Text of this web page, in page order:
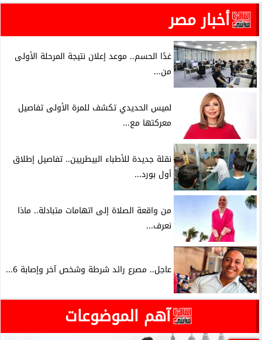
أخبار مصر
غدًا الحسم.. موعد إعلان نتيجة المرحلة الأولى
من...
لميس الحديدي تكشف للمرة الأولى تفاصيل
معركتها مع...
نقلة جديدة للأطباء البيطريين.. تفاصيل إطلاق
أول بورد...
من واقعة الصلاة إلى اتهامات متبادلة.. ماذا
نعرف...
عاجل.. مصرع رائد شرطة وشخص آخر وإصابة 6...
آهم الموضوعات